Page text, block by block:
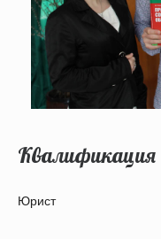
Квалификация
Юрист